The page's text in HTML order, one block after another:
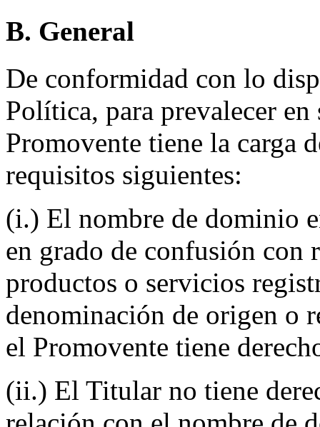
B. General
De conformidad con lo
Política, para prevalecer
Promovente tiene la carga
requisitos siguientes:
(i.) El nombre de dominio
en grado de confusión con
productos o servicios
denominación de origen o
el Promovente tiene
(ii.) El Titular no tiene